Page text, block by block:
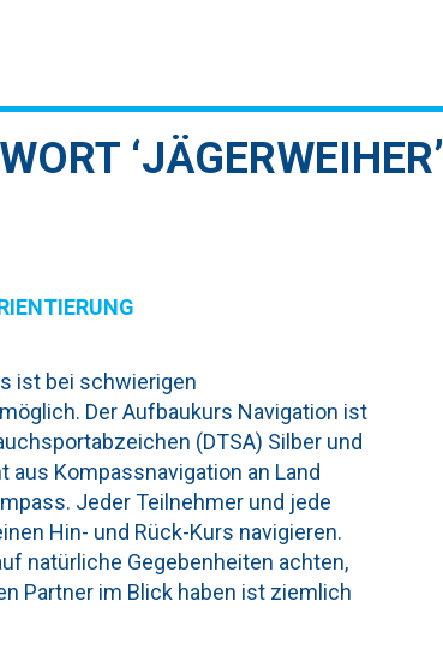
‘JÄGERWEIHER’
ist bei schwierigen
Der Aufbaukurs Navigation ist
(DTSA) Silber und
Kompassnavigation an Land
Jeder Teilnehmer und jede
Hin- und Rück-Kurs navigieren.
natürliche Gegebenheiten achten,
Partner im Blick haben ist ziemlich